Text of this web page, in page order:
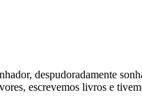
despudoradamente
escrevemos livros e